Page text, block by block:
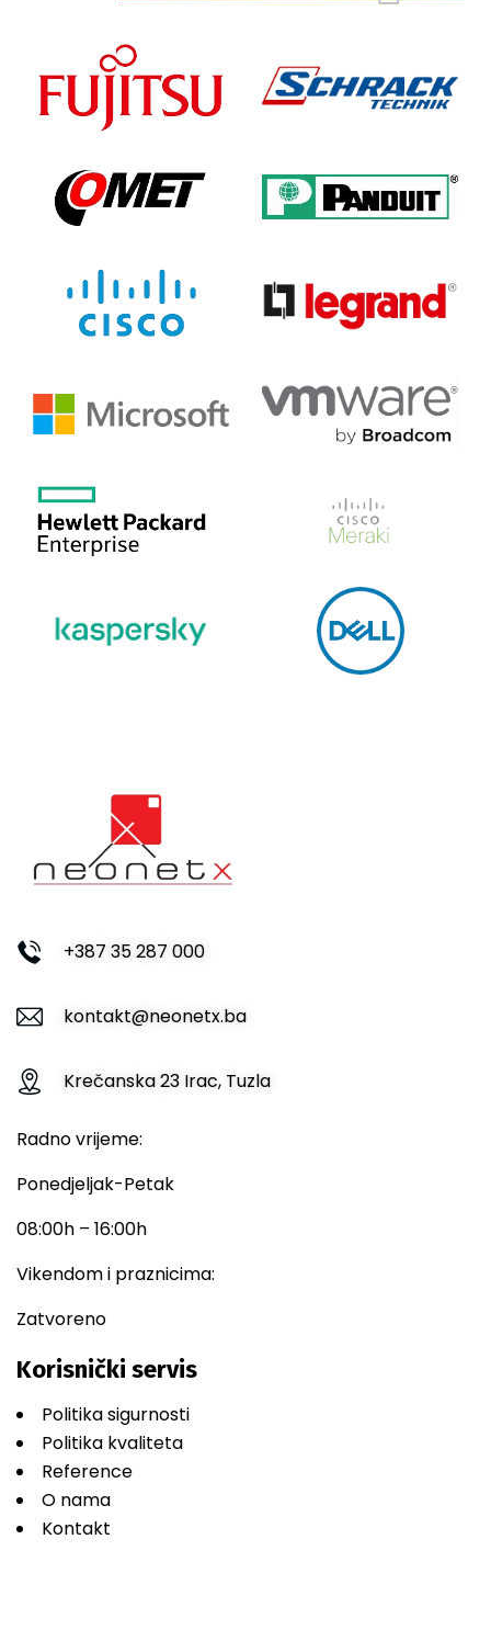
+387 35 287 000
kontakt@neonetx.ba
Krečanska 23 Irac, Tuzla
Radno vrijeme:
Ponedjeljak-Petak
08:00h – 16:00h
Vikendom i praznicima:
Zatvoreno
Korisnički servis
Politika sigurnosti
Politika kvaliteta
Reference
O nama
Kontakt